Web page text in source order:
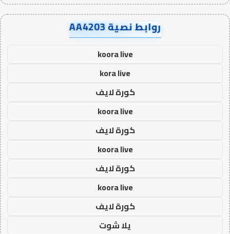
روابط نصية AA4203
koora live
kora live
كورة لايف
koora live
كورة لايف
koora live
كورة لايف
koora live
كورة لايف
يلا شوت